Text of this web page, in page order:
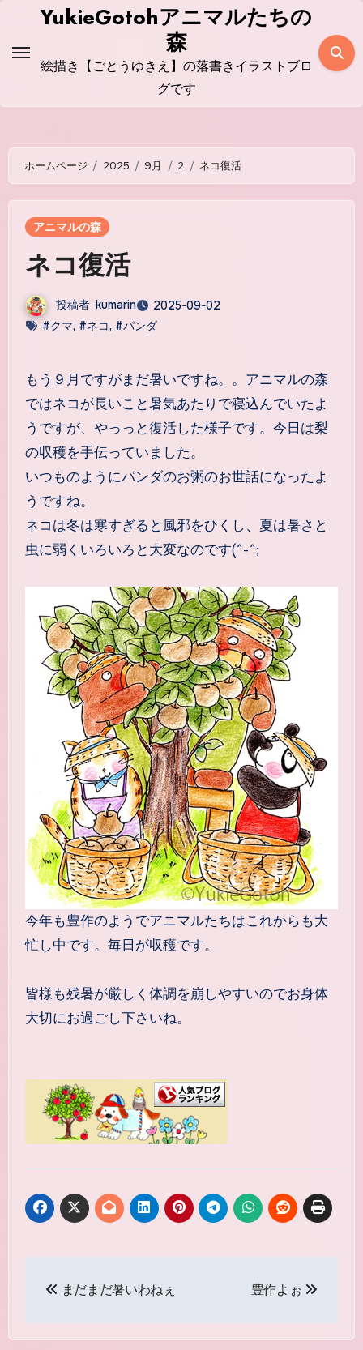
ス
YukieGotohアニマルたちの
森
絵描き【ごとうゆきえ】の落書きイラストブロ
グです
ホームページ 2025 9月 2 ネコ復活
アニマルの森
ネコ復活
投稿者 kumarin
2025-09-02
#クマ, #ネコ, #パンダ
もう９月ですがまだ暑いですね。。アニマルの森
ではネコが長いこと暑気あたりで寝込んでいたよ
うですが、やっっと復活した様子です。今日は梨
の収穫を手伝っていました。
いつものようにパンダのお粥のお世話になったよ
うですね。
ネコは冬は寒すぎると風邪をひくし、夏は暑さと
虫に弱くいろいろと大変なのです(^-^;
今年も豊作のようでアニマルたちはこれからも大
忙し中です。毎日が収穫です。
皆様も残暑が厳しく体調を崩しやすいのでお身体
大切にお過ごし下さいね。
稿
ナ
まだまだ暑いわねぇ 豊作よぉ